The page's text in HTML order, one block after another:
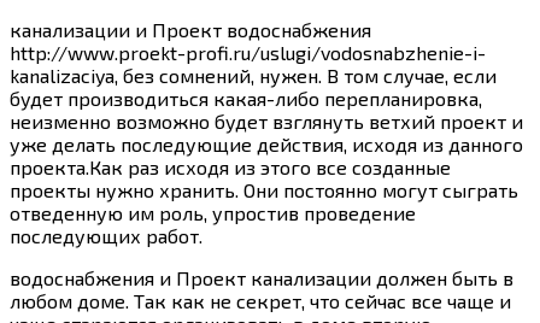
канализации и Проект водоснабжения
http://www.proekt-profi.ru/uslugi/vodosnabzhenie-i-
kanalizaciya, без сомнений, нужен. В том случае, если
будет производиться какая-либо перепланировка,
неизменно возможно будет взглянуть ветхий проект и
уже делать последующие действия, исходя из данного
проекта.Как раз исходя из этого все созданные
проекты нужно хранить. Они постоянно могут сыграть
отведенную им роль, упростив проведение
последующих работ.
водоснабжения и Проект канализации должен быть в
любом доме. Так как не секрет, что сейчас все чаще и